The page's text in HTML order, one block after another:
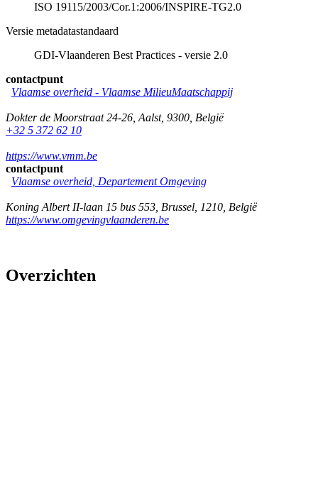
ISO 19115/2003/Cor.1:2006/INSPIRE-TG2.0
Versie metadatastandaard
GDI-Vlaanderen Best Practices - versie 2.0
contactpunt
Vlaamse overheid - Vlaamse MilieuMaatschappij
Dokter de Moorstraat 24-26 Aalst, 9300 België
+32 5 372 62 10
https://www.vmm.be
contactpunt
Vlaamse overheid, Departement Omgeving
Koning Albert II-laan 15 bus 553 Brussel 1210 België
https://www.omgevingvlaanderen.be
Overzichten